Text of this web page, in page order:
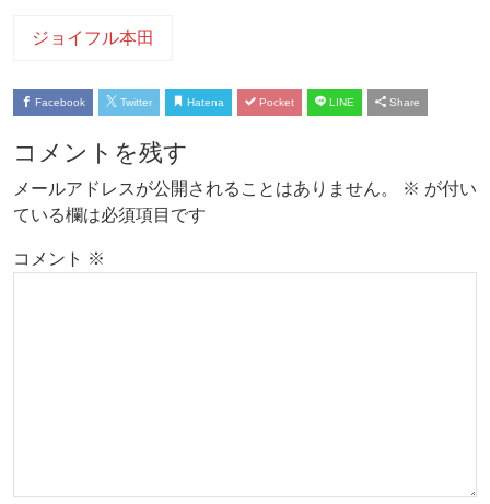
ジョイフル本田
Facebook Twitter Hatena Pocket LINE Share
コメントを残す
メールアドレスが公開されることはありません。 ※ が付い
ている欄は必須項目です
コメント ※